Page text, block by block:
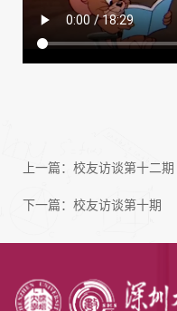
上一篇： 校友访谈第十二期
下一篇： 校友访谈第十期